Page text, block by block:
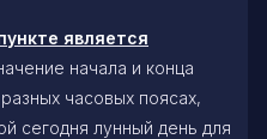
является
начала и конца
часовых поясах,
сегодня лунный день для